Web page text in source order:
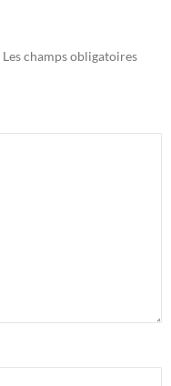
Les champs obligatoires